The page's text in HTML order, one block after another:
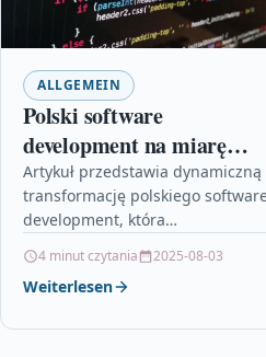
ALLGEMEIN
Polski software
development na miarę
przyszłości
Artykuł przedstawia dynamiczną
transformację polskiego
development, która
technologii w dobie cyfryzacji.
Analizuje on innowacyjne
4 minut czytania 2025-08-03
Weiterlesen